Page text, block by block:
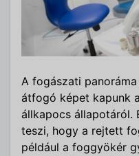
A fogászati
átfogó képet kapunk
állkapocs állapotáról.
teszi, hogy a rejtett
például a foggyökér